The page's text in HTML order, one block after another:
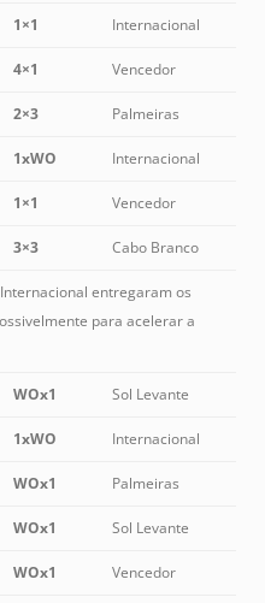
1×1 Internacional
4×1 Vencedor
2×3 Palmeiras
1xWO Internacional
1×1 Vencedor
3×3 Cabo Branco
entregaram os
para acelerar a
WOx1 Sol Levante
1xWO Internacional
WOx1 Palmeiras
WOx1 Sol Levante
WOx1 Vencedor